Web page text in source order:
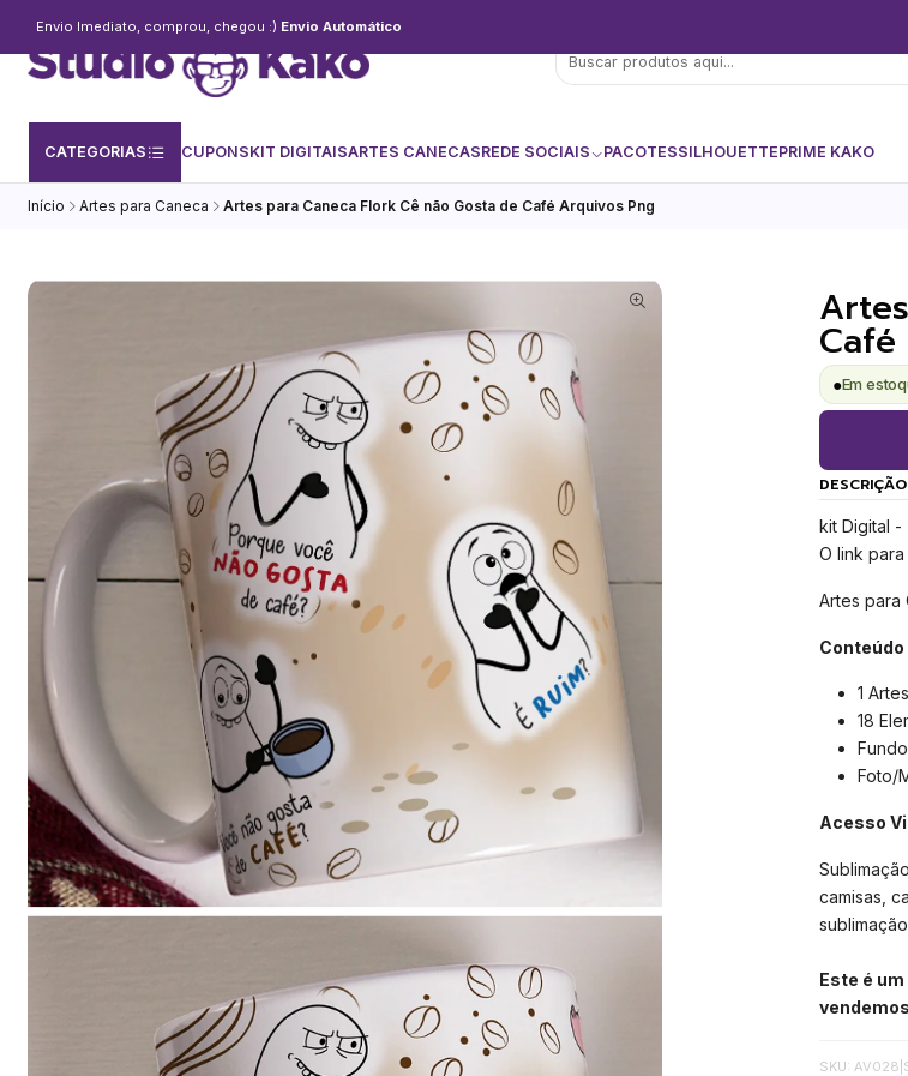
CATEGORIAS CUPONSKIT DIGITAISARTES CANECASREDE SOCIAIS PACOTESSILHOUETTEPRIME KAKO
Envio Imediato, comprou, chegou :) Envio Automático
Início Artes para Caneca Artes para Caneca Flork Cê não Gosta de Café Arquivos Png
●Em
DESCRIÇÃO
kit Digital -
O link
Artes para
Conteúdo
1
18
Foto/
Acesso
camisas,
Este é
SKU: AV028